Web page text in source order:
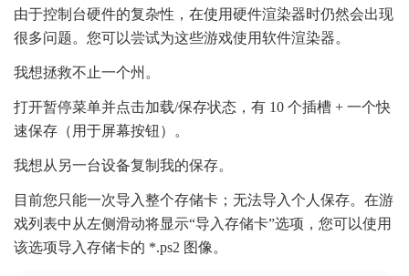
由于控制台硬件的复杂性，在使用硬件渲染器时仍然会出现
很多问题。您可以尝试为这些游戏使用软件渲染器。
我想拯救不止一个州。
打开暂停菜单并点击加载/保存状态，有 10 个插槽 + 一个快
速保存（用于屏幕按钮）。
我想从另一台设备复制我的保存。
目前您只能一次导入整个存储卡；无法导入个人保存。在游
戏列表中从左侧滑动将显示“导入存储卡”选项，您可以使用
该选项导入存储卡的 *.ps2 图像。